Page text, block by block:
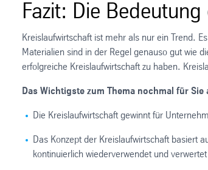
Fazit: Die
Kreislaufwirtschaft ist mehr als nur ein Trend.
Materialien sind in der Regel genauso gut wie
erfolgreiche Kreislaufwirtschaft zu haben.
Das Wichtigste zum Thema nochmal für Sie
Die Kreislaufwirtschaft gewinnt für
Das Konzept der Kreislaufwirtschaft basiert
kontinuierlich wiederverwendet und